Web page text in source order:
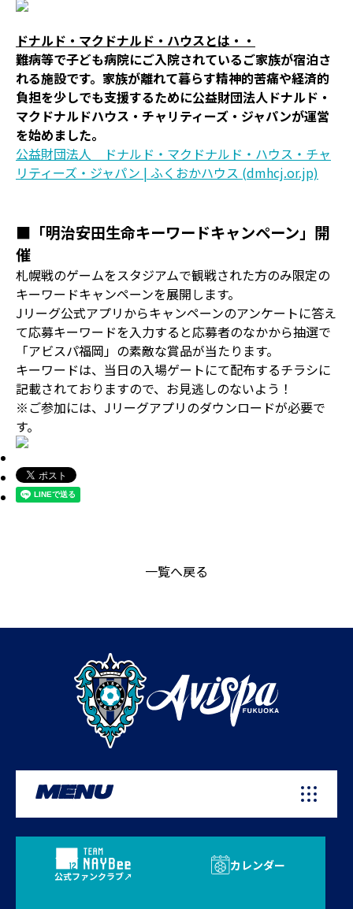
ドナルド・マクドナルド・ハウスとは・・
難病等で子ども病院にご入院されているご家族が宿泊さ
れる施設です。家族が離れて暮らす精神的苦痛や経済的
負担を少しでも支援するために公益財団法人ドナルド・
マクドナルドハウス・チャリティーズ・ジャパンが運営
を始めました。
公益財団法人 ドナルド・マクドナルド・ハウス・チャ
リティーズ・ジャパン | ふくおかハウス (dmhcj.or.jp)
■「明治安田生命キーワードキャンペーン」開
催
札幌戦のゲームをスタジアムで観戦された方のみ限定の
キーワードキャンペーンを展開します。
Jリーグ公式アプリからキャンペーンのアンケートに答え
て応募キーワードを入力すると応募者のなかから抽選で
「アビスパ福岡」の素敵な賞品が当たります。
キーワードは、当日の入場ゲートにて配布するチラシに
記載されておりますので、お見逃しのないよう！
※ご参加には、Jリーグアプリのダウンロードが必要で
す。
一覧へ戻る
MENU
公式ファンクラブ
カレンダー